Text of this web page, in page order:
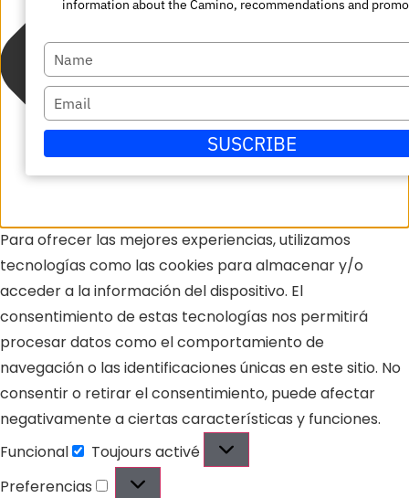
Para ofrecer las mejores experiencias, utilizamos
tecnologías como las cookies para almacenar y/o
acceder a la información del dispositivo. El
consentimiento de estas tecnologías nos permitirá
procesar datos como el comportamiento de
navegación o las identificaciones únicas en este sitio. No
consentir o retirar el consentimiento, puede afectar
negativamente a ciertas características y funciones.
Funcional
Toujours activé
Preferencias
information about the Camino, recommendations and
Escriba
su
nombre
Escriba
su
correo
electrónico
SUSCRIBE